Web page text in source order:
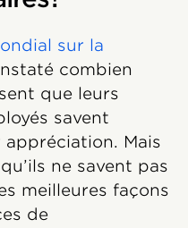
sur la
combien
que leurs
savent
Mais
ne savent pas
meilleures façons
de